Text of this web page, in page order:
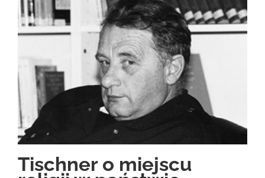
Tischner o miejscu